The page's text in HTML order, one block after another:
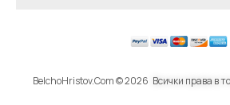
BelchoHristov.Com © 2026 Всички права в